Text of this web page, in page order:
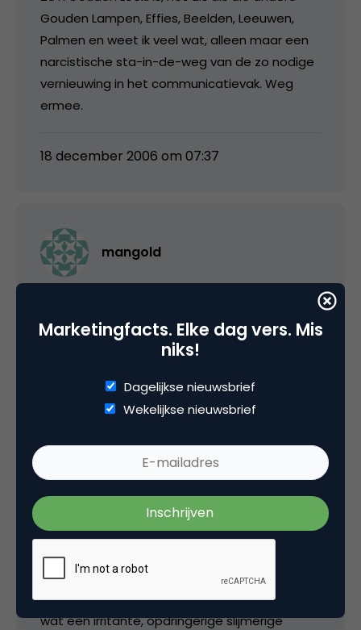
Gouden Lampen, Effies, Beelden, Leeuwen,
Palmen en weet ik veel wat, alleen maar een
narcistische sta-in-de-weg van de zo nodige
vernieuwing in het communicatievak. Weg
ermee.
18 december 2006 om 07:37
mangold
Loeki site heb ik er meer dan de helft nooit
18 december 2006 om 09:07
Wie het niet wordt, zijn die irritantie postbank
commercials (als die genomineerd zijn) met
die kwal.
wat een irritante, opdringerige slijmerige
Marketingfacts. Elke dag vers. Mis
niks!
Dagelijkse nieuwsbrief
Wekelijkse nieuwsbrief